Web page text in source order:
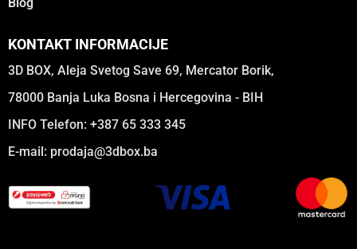
KONTAKT INFORMACIJE
3D BOX, Aleja Svetog Save 69, Mercator Borik,
78000 Banja Luka Bosna i Hercegovina - BIH
INFO Telefon: +387 65 333 345
E-mail: prodaja@3dbox.ba